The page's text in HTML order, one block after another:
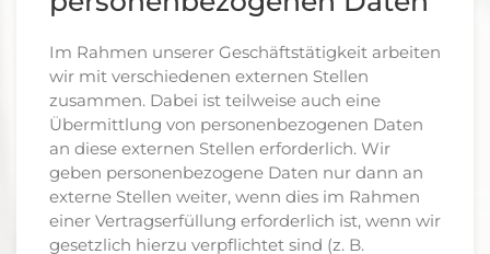
Im Rahmen unserer Geschäftstätigkeit arbeiten
wir mit verschiedenen externen Stellen
zusammen. Dabei ist teilweise auch eine
Übermittlung von personenbezogenen Daten
an diese externen Stellen erforderlich. Wir
geben personenbezogene Daten nur dann an
externe Stellen weiter, wenn dies im Rahmen
einer Vertragserfüllung erforderlich ist, wenn wir
gesetzlich hierzu verpflichtet sind (z. B.